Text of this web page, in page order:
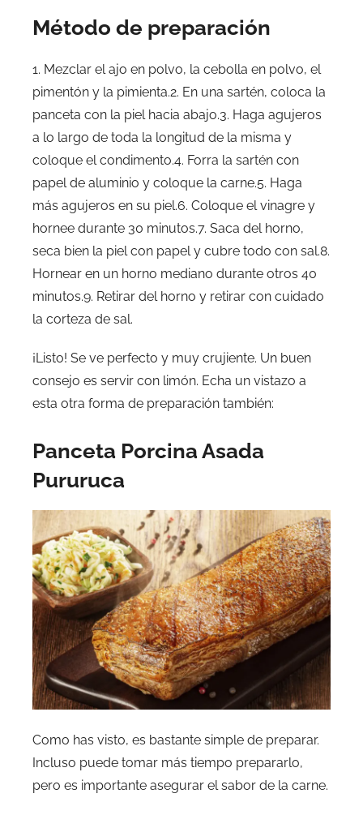
Método de preparación
1. Mezclar el ajo en polvo, la cebolla en polvo, el
pimentón y la pimienta.2. En una sartén, coloca la
panceta con la piel hacia abajo.3. Haga agujeros
a lo largo de toda la longitud de la misma y
coloque el condimento.4. Forra la sartén con
papel de aluminio y coloque la carne.5. Haga
más agujeros en su piel.6. Coloque el vinagre y
hornee durante 30 minutos.7. Saca del horno,
seca bien la piel con papel y cubre todo con sal.8.
Hornear en un horno mediano durante otros 40
minutos.9. Retirar del horno y retirar con cuidado
la corteza de sal.
¡Listo! Se ve perfecto y muy crujiente. Un buen
consejo es servir con limón. Echa un vistazo a
esta otra forma de preparación también:
Panceta Porcina Asada
Pururuca
Como has visto, es bastante simple de preparar.
Incluso puede tomar más tiempo prepararlo,
pero es importante asegurar el sabor de la carne.